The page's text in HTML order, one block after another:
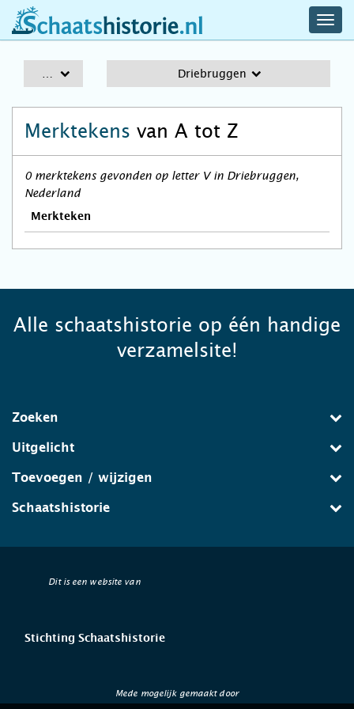
schaatshistorie.nl
Driebruggen
Merktekens van A tot Z
0 merktekens gevonden op letter V in Driebruggen,
Nederland
Merkteken
Alle schaatshistorie op één handige
verzamelsite!
Zoeken
Uitgelicht
Toevoegen / wijzigen
Schaatshistorie
Dit is een website van
Stichting Schaatshistorie
Mede mogelijk gemaakt door